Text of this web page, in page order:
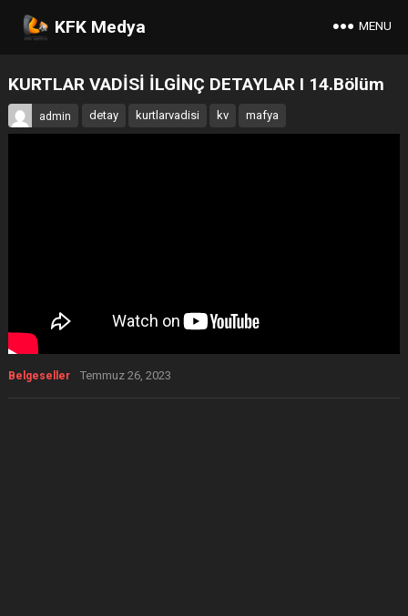
KFK Medya MENU
KURTLAR VADİSİ İLGİNÇ DETAYLAR I 14.Bölüm
admin detay kurtlarvadisi kv mafya
Belgeseller Temmuz 26, 2023